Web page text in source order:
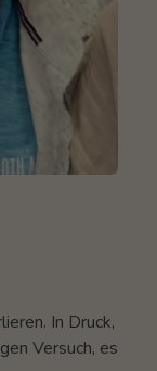
In Druck,
Versuch, es